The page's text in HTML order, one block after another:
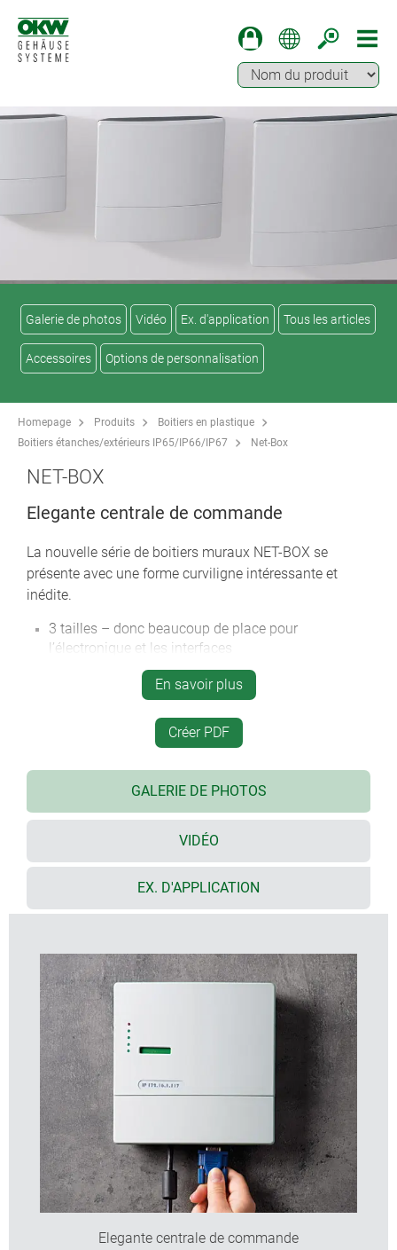
Galerie de photos Vidéo Ex. d'application Tous les articles
Accessoires Options de personnalisation
Homepage Produits
Boitiers en plastique
Boitiers étanches/extérieurs IP65/IP66/IP67
Net-Box
NET-BOX
Elegante centrale de commande
La nouvelle série de boitiers muraux NET-BOX se
présente avec une forme curviligne intéressante et
inédite.
3 tailles – donc beaucoup de place pour
l’électronique et les interfaces
le matériau V0 utilisé et le degré de protection
optionnel IP 65 permettent d'utiliser cette nouvelle
partie électronique étanche avec deux niveaux pour
en place un circuit imprimé supplémentaire et
confère au boitier fermé en bas une apparence
installation aisée par trois points de fixation jointive
En savoir plus
Créer PDF
GALERIE DE PHOTOS
VIDÉO
EX. D'APPLICATION
Elegante centrale de commande